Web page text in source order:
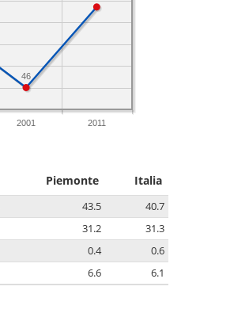
2001 2011
46
Piemonte Italia
43.5
40.7
31.2
31.3
0.4
0.6
6.6 6.1